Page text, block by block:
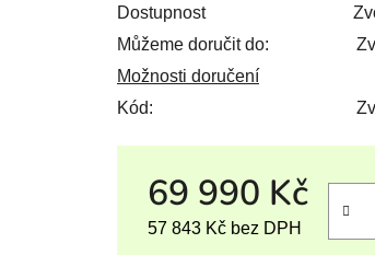
Dostupnost
Můžeme doručit do:
Možnosti doručení
Kód:
69 990 Kč
57 843 Kč bez DPH